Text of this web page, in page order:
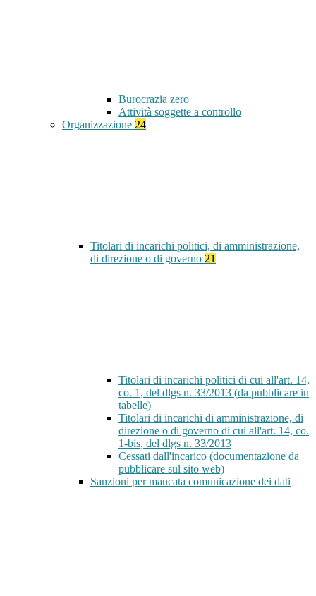
Burocrazia zero
Attività soggette a controllo
Organizzazione 24
Titolari di incarichi politici, di amministrazione,
di direzione o di governo 21
Titolari di incarichi politici di cui all'art. 14,
co. 1, del dlgs n. 33/2013 (da pubblicare in
tabelle)
Titolari di incarichi di amministrazione, di
direzione o di governo di cui all'art. 14, co.
1-bis, del dlgs n. 33/2013
Cessati dall'incarico (documentazione da
pubblicare sul sito web)
Sanzioni per mancata comunicazione dei dati